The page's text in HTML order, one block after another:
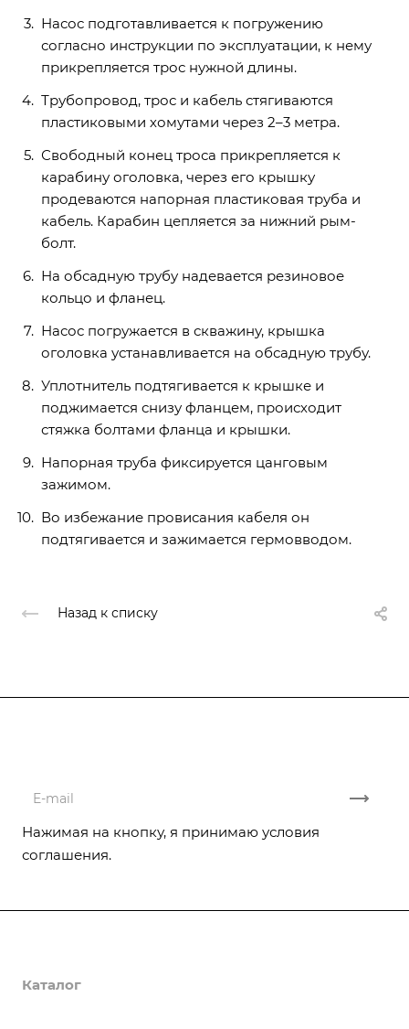
Насос подготавливается к погружению
согласно инструкции по эксплуатации, к нему
прикрепляется трос нужной длины.
Трубопровод, трос и кабель стягиваются
пластиковыми хомутами через 2–3 метра.
Свободный конец троса прикрепляется к
карабину оголовка, через его крышку
продеваются напорная пластиковая труба и
кабель. Карабин цепляется за нижний рым-
болт.
На обсадную трубу надевается резиновое
кольцо и фланец.
Насос погружается в скважину, крышка
оголовка устанавливается на обсадную трубу.
Уплотнитель подтягивается к крышке и
поджимается снизу фланцем, происходит
стяжка болтами фланца и крышки.
Напорная труба фиксируется цанговым
зажимом.
Во избежание провисания кабеля он
подтягивается и зажимается гермовводом.
Назад к списку
Нажимая на кнопку, я принимаю условия
соглашения.
Реализованные проекты
Каталог